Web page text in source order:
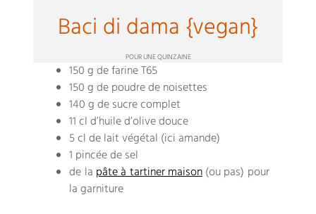
Baci di dama {vegan}
POUR UNE QUINZAINE
150 g de farine T65
150 g de poudre de noisettes
140 g de sucre complet
11 cl d’huile d’olive douce
5 cl de lait végétal (ici amande)
1 pincée de sel
de la pâte à tartiner maison(ou pas) pour
la garniture